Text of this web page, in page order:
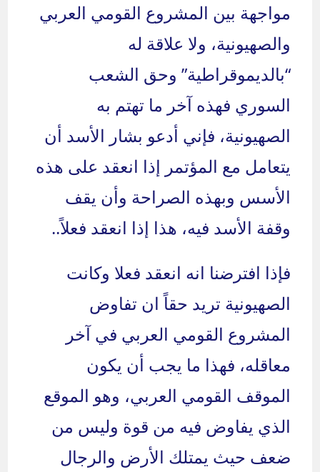
مواجهة بين المشروع القومي العربي
والصهيونية، ولا علاقة له
“بالديموقراطية” وحق الشعب
السوري فهذه آخر ما تهتم به
الصهيونية، فإني أدعو بشار الأسد أن
يتعامل مع المؤتمر إذا انعقد على هذه
الأسس وبهذه الصراحة وأن يقف
وقفة الأسد فيه، هذا إذا انعقد فعلاً..
فإذا افترضنا انه انعقد فعلا وكانت
الصهيونية تريد حقاً ان تفاوض
المشروع القومي العربي في آخر
معاقله، فهذا ما يجب أن يكون
الموقف القومي العربي، وهو الموقع
الذي يفاوض فيه من قوة وليس من
ضعف حيث يمتلك الأرض والرجال